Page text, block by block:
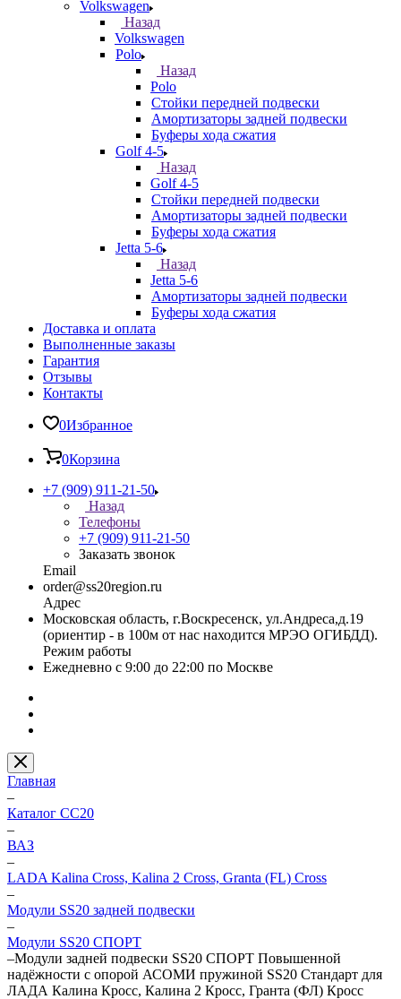
Volkswagen
Назад
Volkswagen
Polo
Назад
Polo
Стойки передней подвески
Амортизаторы задней подвески
Буферы хода сжатия
Golf 4-5
Назад
Golf 4-5
Стойки передней подвески
Амортизаторы задней подвески
Буферы хода сжатия
Jetta 5-6
Назад
Jetta 5-6
Амортизаторы задней подвески
Буферы хода сжатия
Доставка и оплата
Выполненные заказы
Гарантия
Отзывы
Контакты
0Избранное
0Корзина
+7 (909) 911-21-50
Назад
Телефоны
+7 (909) 911-21-50
Заказать звонок
Email
order@ss20region.ru
Адрес
Московская область, г.Воскресенск, ул.Андреса,д.19
(ориентир - в 100м от нас находится МРЭО ОГИБДД).
Режим работы
Ежедневно с 9:00 до 22:00 по Москве
Главная
–
Каталог CC20
–
ВАЗ
–
LADA Kalina Cross, Kalina 2 Cross, Granta (FL) Cross
–
Модули SS20 задней подвески
–
Модули SS20 СПОРТ
–Модули задней подвески SS20 СПОРТ Повышенной
надёжности с опорой АСОМИ пружиной SS20 Стандарт для
ЛАДА Калина Кросс, Калина 2 Кросс, Гранта (ФЛ) Кросс